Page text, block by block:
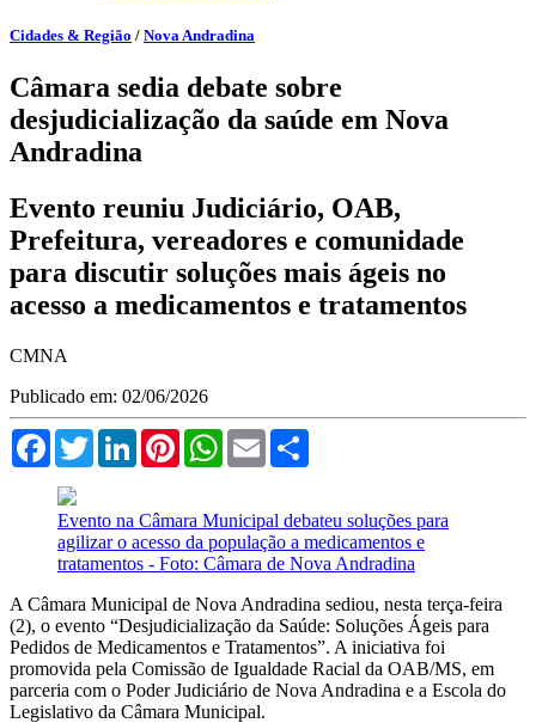
Cidades & Região / Nova Andradina
Câmara sedia debate sobre
desjudicialização da saúde em Nova
Andradina
Evento reuniu Judiciário, OAB,
Prefeitura, vereadores e comunidade
para discutir soluções mais ágeis no
acesso a medicamentos e tratamentos
CMNA
Publicado em: 02/06/2026
FacebookTwitterLinkedInPinterestWhatsApp
Email
Evento na Câmara Municipal debateu soluções para
agilizar o acesso da população a medicamentos e
tratamentos - Foto: Câmara de Nova Andradina
A Câmara Municipal de Nova Andradina sediou, nesta terça-feira
(2), o evento “Desjudicialização da Saúde: Soluções Ágeis para
Pedidos de Medicamentos e Tratamentos”. A iniciativa foi
promovida pela Comissão de Igualdade Racial da OAB/MS, em
parceria com o Poder Judiciário de Nova Andradina e a Escola do
Legislativo da Câmara Municipal.